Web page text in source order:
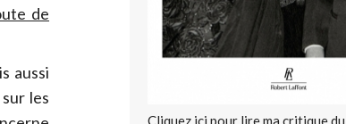
de
aussi
sur les
Cliquez ici pour lire ma critique